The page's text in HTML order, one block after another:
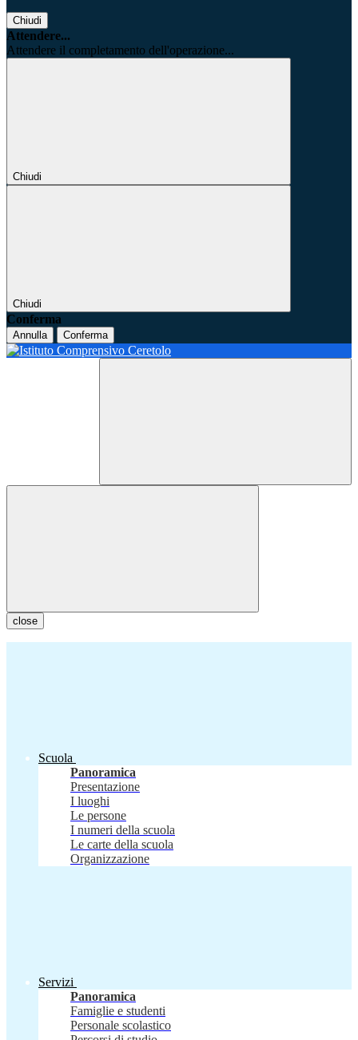
Chiudi
Attendere...
Attendere il completamento dell'operazione...
Chiudi
Chiudi
Conferma
Annulla Conferma
close
Scuola
Panoramica
Presentazione
I luoghi
Le persone
I numeri della scuola
Le carte della scuola
Organizzazione
Servizi
Panoramica
Famiglie e studenti
Personale scolastico